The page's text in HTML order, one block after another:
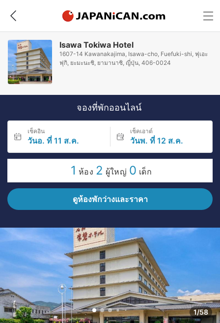
Isawa Tokiwa Hotel
1607-14 Kawanakajima, Isawa-cho, Fuefuki-shi, ฟุเอะ
ฟุกิ, ยะมะนะชิ, ยามานาชิ, ญี่ปุ่น, 406-0024
จองที่พักออนไลน์
เช็คอิน
วันอ. ที่ 11 ส.ค.
เช็คเอาต์
วันพ. ที่ 12 ส.ค.
1 ห้อง 2 ผู้ใหญ่ 0 เด็ก
ดูห้องพักว่างและราคา
1/58